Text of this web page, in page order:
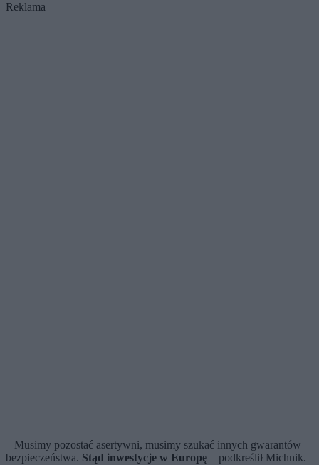
Reklama
– Musimy pozostać asertywni, musimy szukać innych gwarantów
bezpieczeństwa. Stąd inwestycje w Europę – podkreślił Michnik.